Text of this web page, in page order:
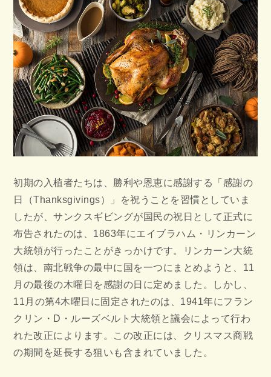
初期の入植者たちは、勝利や恩恵に感謝する「感謝の
日（Thanksgivings）」を祝うことを習慣としていま
したが、サンクスギビングが国民の祝日として正式に
布告されたのは、1863年にエイブラハム・リンカーン
大統領が行ったことがきっかけです。リンカーン大統
領は、南北戦争の最中に国を一つにまとめようと、11
月の最後の木曜日を感謝の日に定めました。しかし、
11月の第4木曜日に固定されたのは、1941年にフラン
クリン・D・ルーズベルト大統領と議会によって行わ
れた改正によります。この改正には、クリスマス商戦
の期間を延長する狙いも含まれていました。